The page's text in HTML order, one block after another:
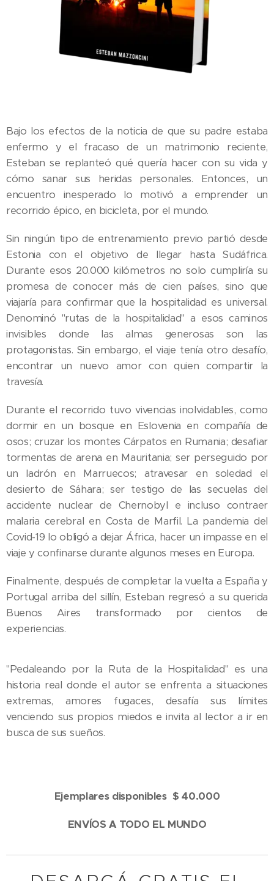
Bajo los efectos de la noticia de que su padre estaba
enfermo y el fracaso de un matrimonio reciente,
Esteban se replanteó qué quería hacer con su vida y
cómo sanar sus heridas personales. Entonces, un
encuentro inesperado lo motivó a emprender un
recorrido épico, en bicicleta, por el mundo.
Sin ningún tipo de entrenamiento previo partió desde
Estonia con el objetivo de llegar hasta Sudáfrica.
Durante esos 20.000 kilómetros no solo cumpliría su
promesa de conocer más de cien países, sino que
viajaría para confirmar que la hospitalidad es universal.
Denominó "rutas de la hospitalidad" a esos caminos
invisibles donde las almas generosas son las
protagonistas. Sin embargo, el viaje tenía otro desafío,
encontrar un nuevo amor con quien compartir la
travesía.
Durante el recorrido tuvo vivencias inolvidables, como
dormir en un bosque en Eslovenia en compañía de
osos; cruzar los montes Cárpatos en Rumania; desafiar
tormentas de arena en Mauritania; ser perseguido por
un ladrón en Marruecos; atravesar en soledad el
desierto de Sáhara; ser testigo de las secuelas del
accidente nuclear de Chernobyl e incluso contraer
malaria cerebral en Costa de Marfil. La pandemia del
Covid-19 lo obligó a dejar África, hacer un impasse en el
viaje y confinarse durante algunos meses en Europa.
Finalmente, después de completar la vuelta a España y
Portugal arriba del sillín, Esteban regresó a su querida
Buenos Aires transformado por cientos de
experiencias.
"Pedaleando por la Ruta de la Hospitalidad" es una
historia real donde el autor se enfrenta a situaciones
extremas, amores fugaces, desafía sus límites
venciendo sus propios miedos e invita al lector a ir en
busca de sus sueños.
Ejemplares disponibles $ 40.000
ENVÍOS A TODO EL MUNDO